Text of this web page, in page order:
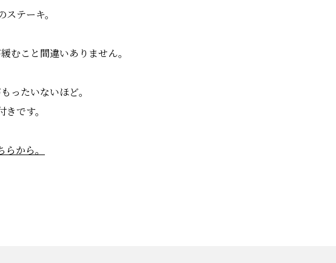
テーキ。
むこと間違いありません。
ったいないほど。
です。
から。